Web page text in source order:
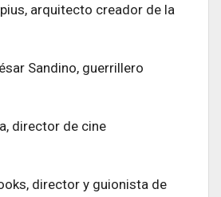
arquitecto creador de la
Sandino, guerrillero
director de cine
director y guionista de